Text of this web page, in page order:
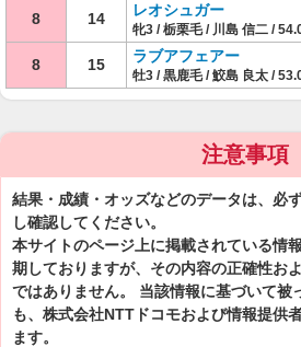
8 14 レオシュガー
牝3 / 栃栗毛 / 川島 信二 /
8 15 ラブアフェアー
牡3 / 黒鹿毛 / 鮫島 良太 /
注意事項
結果・成績・オッズなどのデータは、必
し確認してください。
本サイトのページ上に掲載されている情
期しておりますが、その内容の正確性お
ではありません。 当該情報に基づいて被
も、株式会社NTTドコモおよび情報提供
ます。